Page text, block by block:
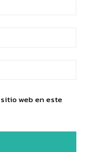
web en este